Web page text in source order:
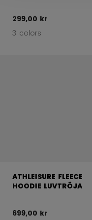
299,00 kr
3 colors
ATHLEISURE FLEECE
HOODIE LUVTRÖJA
699,00 kr